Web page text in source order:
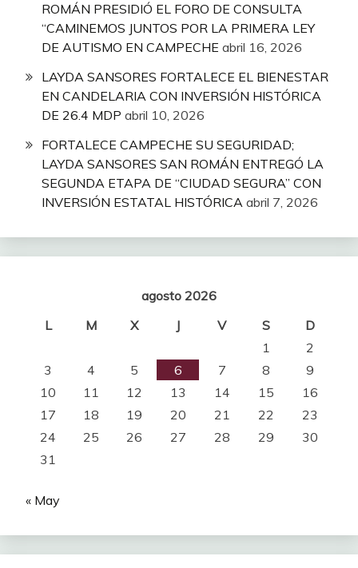
ROMÁN PRESIDIÓ EL FORO DE CONSULTA
“CAMINEMOS JUNTOS POR LA PRIMERA LEY
DE AUTISMO EN CAMPECHE abril 16, 2026
LAYDA SANSORES FORTALECE EL BIENESTAR
EN CANDELARIA CON INVERSIÓN HISTÓRICA
DE 26.4 MDP abril 10, 2026
FORTALECE CAMPECHE SU SEGURIDAD;
LAYDA SANSORES SAN ROMÁN ENTREGÓ LA
SEGUNDA ETAPA DE “CIUDAD SEGURA” CON
INVERSIÓN ESTATAL HISTÓRICA abril 7, 2026
agosto 2026
L
M X J V S
D
1
2
3
4 5 6 7 8
9
10
11 12 13 14 15
16
17
18 19 20 21 22
23
24
25 26 27 28 29
30
31
« May